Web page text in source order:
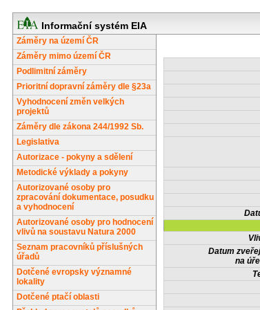
Informační systém EIA
Záměry na území ČR
Záměry mimo území ČR
Podlimitní záměry
Prioritní dopravní záměry dle §23a
Vyhodnocení změn velkých
projektů
Záměry dle zákona 244/1992 Sb.
Legislativa
Autorizace - pokyny a sdělení
Metodické výklady a pokyny
Autorizované osoby pro
zpracování dokumentace, posudku
a vyhodnocení
Autorizované osoby pro hodnocení
vlivů na soustavu Natura 2000
Seznam pracovníků příslušných
úřadů
Dotčené evropsky významné
lokality
Dotčené ptačí oblasti
Datum
na